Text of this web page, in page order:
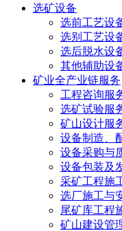
选矿设备
选前工艺设
选别工艺设
选后脱水设
其他辅助设
矿业全产业链服务
工程咨询服
选矿试验服
矿山设计服
设备制造、
设备采购与
设备包装及
采矿工程施
选厂施工与
尾矿库工程
矿山建设管